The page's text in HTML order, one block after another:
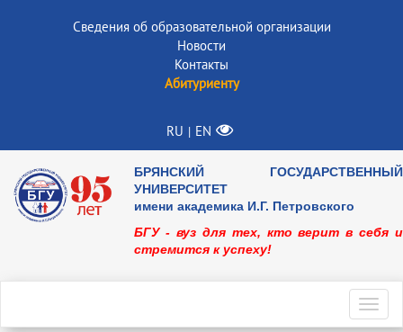
Сведения об образовательной организации
Новости
Контакты
Абитуриенту
RU | EN
БРЯНСКИЙ ГОСУДАРСТВЕННЫЙ
УНИВЕРСИТЕТ
имени академика И.Г. Петровского
БГУ - вуз для тех, кто верит в себя и
стремится к успеху!